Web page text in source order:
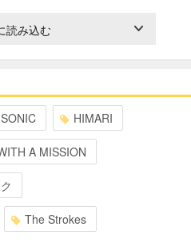
読み込む
HIMARI
A MISSION
The Strokes